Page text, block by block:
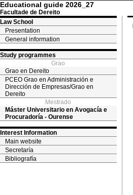
Educational guide 2026_27
Facultade de Dereito
Law School
Presentation
General information
Study programmes
Grao
Grao en Dereito
PCEO Grao en Administración e
Dirección de Empresas/Grao en
Dereito
Mestrado
Máster Universitario en Avogacía e
Procuradoría - Ourense
Interest Information
Main website
Secretaría
Bibliografía